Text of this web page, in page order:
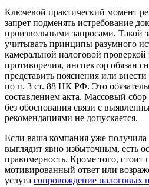
Ключевой практический момент
запрет подменять истребование
произвольными запросами. Такой
учитывать принципы разумного
камеральной налоговой
противоречия, инспектор обязан
представить пояснения или
по п. 3 ст. 88 НК РФ. Это
составлением акта. Массовый
без обоснования связи с
рекомендациями не допускается.
Если ваша компания уже получила
выглядит явно избыточным, есть
правомерность. Кроме того, стоит
мотивированный ответ или
услуга сопровождение налоговых